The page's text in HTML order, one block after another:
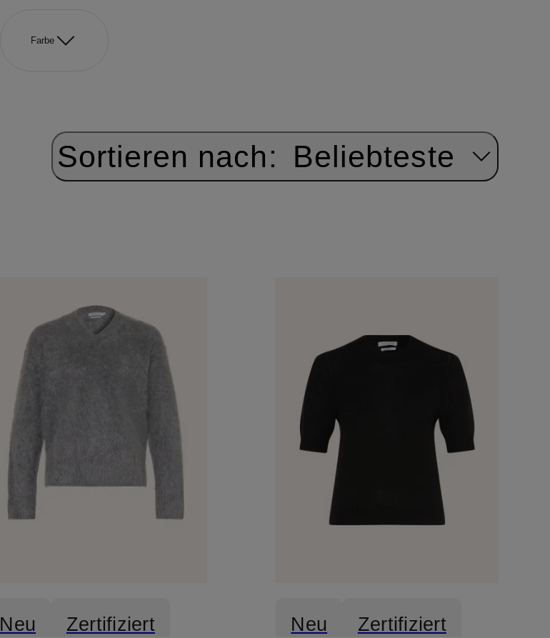
Farbe
Sortieren nach: Beliebteste
Neu Zertifiziert Neu Zertifiziert